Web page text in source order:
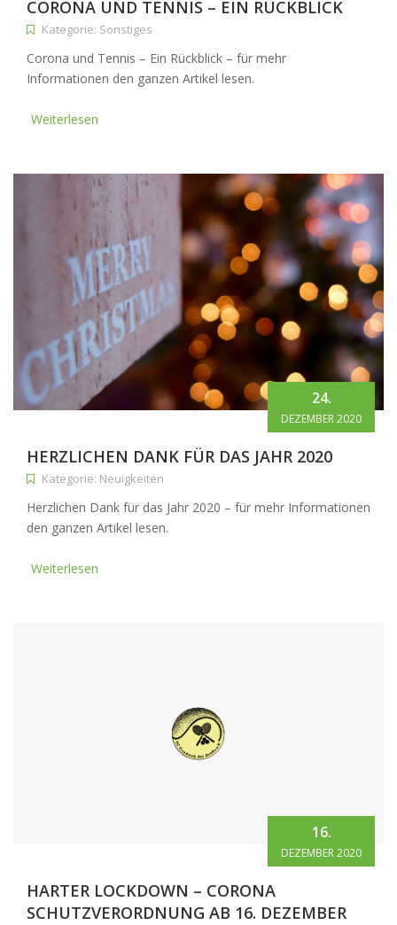
CORONA UND TENNIS – EIN RÜCKBLICK
Kategorie: Sonstiges
Corona und Tennis – Ein Rückblick – für mehr
Informationen den ganzen Artikel lesen.
Weiterlesen
24.
DEZEMBER 2020
HERZLICHEN DANK FÜR DAS JAHR 2020
Kategorie: Neuigkeiten
Herzlichen Dank für das Jahr 2020 – für mehr Informationen
den ganzen Artikel lesen.
Weiterlesen
16.
DEZEMBER 2020
HARTER LOCKDOWN – CORONA
SCHUTZVERORDNUNG AB 16. DEZEMBER